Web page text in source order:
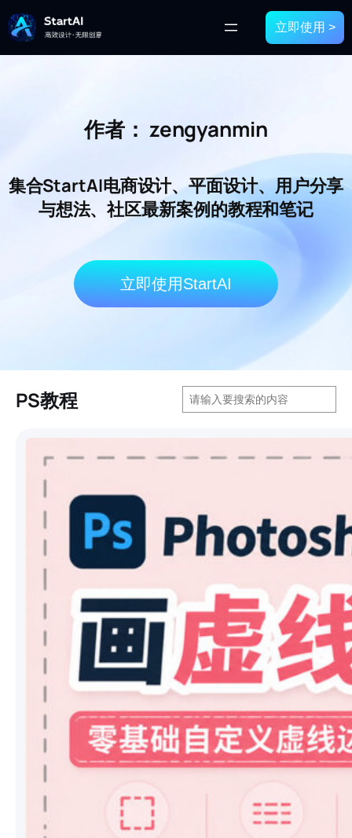
立即使用 >
作者： zengyanmin
集合StartAI电商设计、平面设计、用户分享
与想法、社区最新案例的教程和笔记
立即使用StartAI
PS教程
搜
索